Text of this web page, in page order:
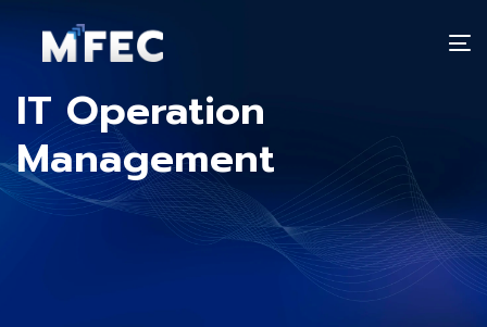
IT Operation
Management